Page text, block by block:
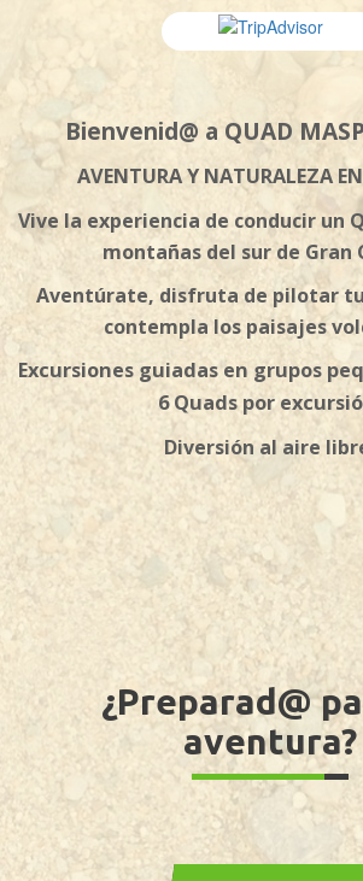
Bienvenid@ a QUAD
AVENTURA Y NATURALEZA
Vive la experiencia de conducir un
montañas del sur de Gran
Aventúrate, disfruta de pilotar
contempla los paisajes
Excursiones guiadas en grupos
6 Quads por
Diversión al aire
¿Preparad@
aventura?